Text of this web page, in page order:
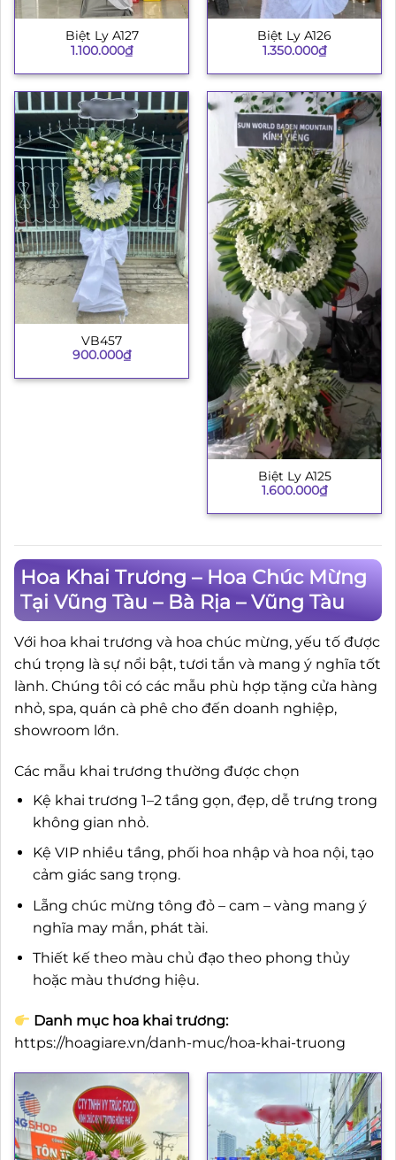
Biệt Ly A127
1.100.000₫
Biệt Ly A126
1.350.000₫
VB457
900.000₫
Biệt Ly A125
1.600.000₫
Hoa Khai Trương – Hoa Chúc Mừng
Tại Vũng Tàu – Bà Rịa – Vũng Tàu
Với hoa khai trương và hoa chúc mừng, yếu tố được
chú trọng là sự nổi bật, tươi tắn và mang ý nghĩa tốt
lành. Chúng tôi có các mẫu phù hợp tặng cửa hàng
nhỏ, spa, quán cà phê cho đến doanh nghiệp,
showroom lớn.
Các mẫu khai trương thường được chọn
Kệ khai trương 1–2 tầng gọn, đẹp, dễ trưng trong
không gian nhỏ.
Kệ VIP nhiều tầng, phối hoa nhập và hoa nội, tạo
cảm giác sang trọng.
Lẵng chúc mừng tông đỏ – cam – vàng mang ý
nghĩa may mắn, phát tài.
Thiết kế theo màu chủ đạo theo phong thủy
hoặc màu thương hiệu.
Danh mục hoa khai trương:
https://hoagiare.vn/danh-muc/hoa-khai-truong